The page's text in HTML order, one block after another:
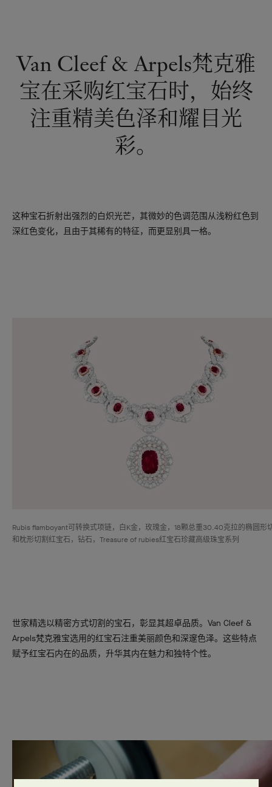
Van Cleef & Arpels梵克雅
宝在采购红宝石时，始终
注重精美色泽和耀目光
彩。
这种宝石折射出强烈的白炽光芒，其微妙的色调范围从浅粉红色到
深红色变化，且由于其稀有的特征，而更显别具一格。
Rubis flamboyant可转换式项链，白K金，玫瑰金，18颗总重30.40克拉的椭圆形
和枕形切割红宝石，钻石，Treasure of rubies红宝石珍藏高级珠宝系列
世家精选以精密方式切割的宝石，彰显其超卓品质。Van Cleef &
Arpels梵克雅宝选用的红宝石注重美丽颜色和深邃色泽。这些特点
赋予红宝石内在的品质，升华其内在魅力和独特个性。